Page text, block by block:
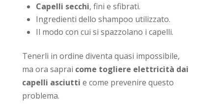
Capelli secchi, fini e sfibrati.
Ingredienti dello shampoo utilizzato.
Il modo con cui si spazzolano i capelli.
Tenerli in ordine diventa quasi impossibile,
ma ora saprai come togliere elettricità dai
capelli asciutti e come prevenire questo
problema.